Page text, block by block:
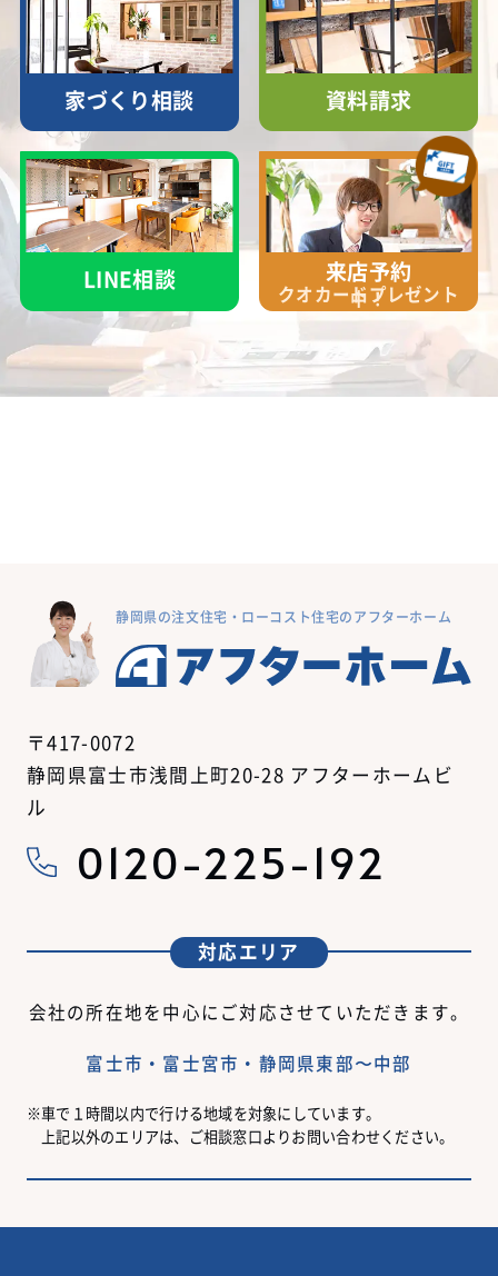
家づくり相談 資料請求
LINE相談 来店予約
クオカードプレゼント
中！
静岡県の注文住宅・ローコスト住宅のアフターホーム
〒417-0072
静岡県富士市浅間上町20-28 アフターホームビ
ル
0120-225-192
対応エリア
会社の所在地を中心にご対応させていただきます。
富士市・富士宮市・静岡県東部〜中部
車で１時間以内で行ける地域を対象にしています。
上記以外のエリアは、ご相談窓口よりお問い合わせください。